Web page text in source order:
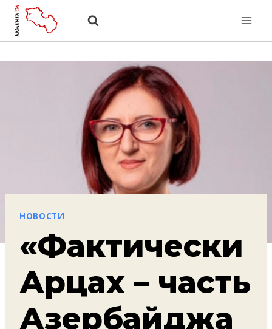
Перейти
НОВОСТИ
«Фактически
Арцах – часть
Азербайджа